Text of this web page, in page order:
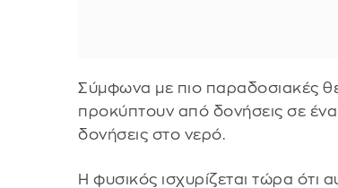
Σύμφωνα με πιο παραδοσιακές
προκύπτουν από δονήσεις σε
δονήσεις στο νερό.
Η φυσικός ισχυρίζεται τώρα ότι